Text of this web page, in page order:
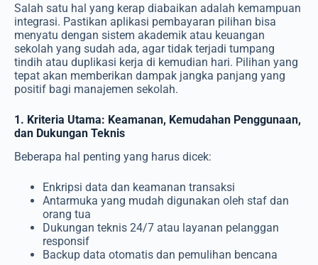
Salah satu hal yang kerap diabaikan adalah kemampuan
integrasi. Pastikan aplikasi pembayaran pilihan bisa
menyatu dengan sistem akademik atau keuangan
sekolah yang sudah ada, agar tidak terjadi tumpang
tindih atau duplikasi kerja di kemudian hari. Pilihan yang
tepat akan memberikan dampak jangka panjang yang
positif bagi manajemen sekolah.
1. Kriteria Utama: Keamanan, Kemudahan Penggunaan,
dan Dukungan Teknis
Beberapa hal penting yang harus dicek:
Enkripsi data dan keamanan transaksi
Antarmuka yang mudah digunakan oleh staf dan
orang tua
Dukungan teknis 24/7 atau layanan pelanggan
responsif
Backup data otomatis dan pemulihan bencana